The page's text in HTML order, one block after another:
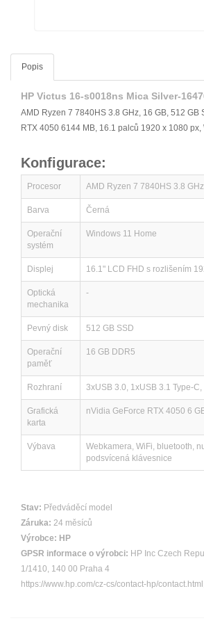
Popis
HP Victus 16-s0018ns Mica Silver-
AMD Ryzen 7 7840HS 3.8 GHz, 16 GB, 512 GB
RTX 4050 6144 MB, 16.1 palců 1920 x 1080 px,
Konfigurace:
Procesor AMD Ryzen 7 7840HS 3.8
Barva Černá
Operační
systém
Windows 11 Home
Displej 16.1" LCD FHD s rozlišením
Optická
mechanika
-
Pevný disk 512 GB SSD
Operační
paměť
16 GB DDR5
Rozhraní 3xUSB 3.0, 1xUSB 3.1 Type-C,
Grafická
karta
nVidia GeForce RTX 4050 6
Výbava
Webkamera, WiFi, bluetooth,
podsvícená klávesnice
Stav: Předváděcí model
Záruka: 24 měsíců
Výrobce: HP
GPSR informace o výrobci: HP Inc Czech
1/1410, 140 00 Praha 4
https://www.hp.com/cz-cs/contact-hp/